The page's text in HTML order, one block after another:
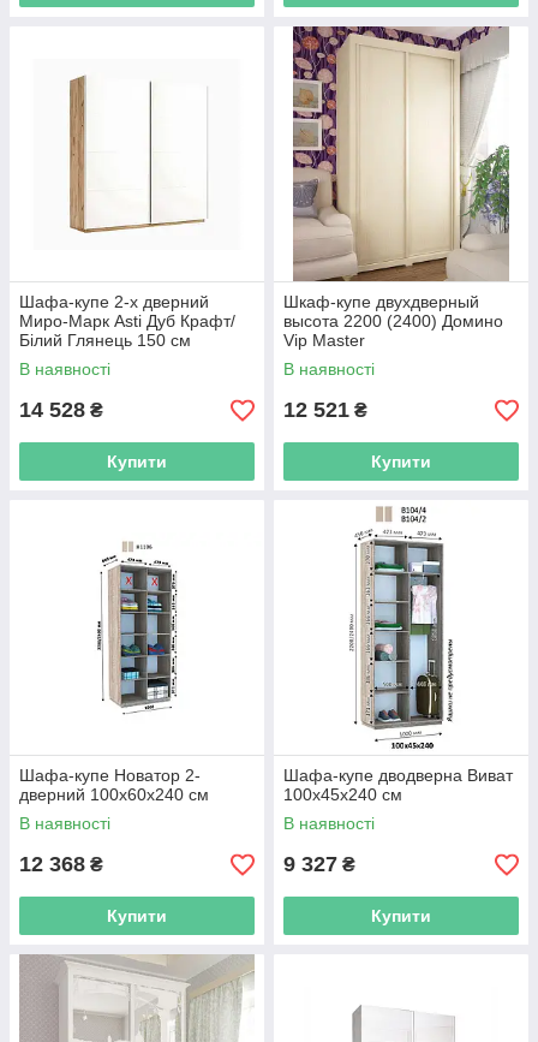
Шафа-купе 2-х дверний
Миро-Марк Asti Дуб Крафт/
Білий Глянець 150 см
В наявності
14 528 ₴
Купити
Шкаф-купе двухдверный
высота 2200 (2400) Домино
Vip Master
В наявності
12 521 ₴
Купити
Шафа-купе Новатор 2-
дверний 100х60х240 см
В наявності
12 368 ₴
Купити
Шафа-купе дводверна Виват
100х45х240 см
В наявності
9 327 ₴
Купити